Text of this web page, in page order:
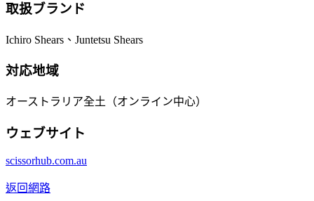
取扱ブランド
Ichiro Shears、Juntetsu Shears
対応地域
オーストラリア全土（オンライン中心）
ウェブサイト
scissorhub.com.au
返回網路